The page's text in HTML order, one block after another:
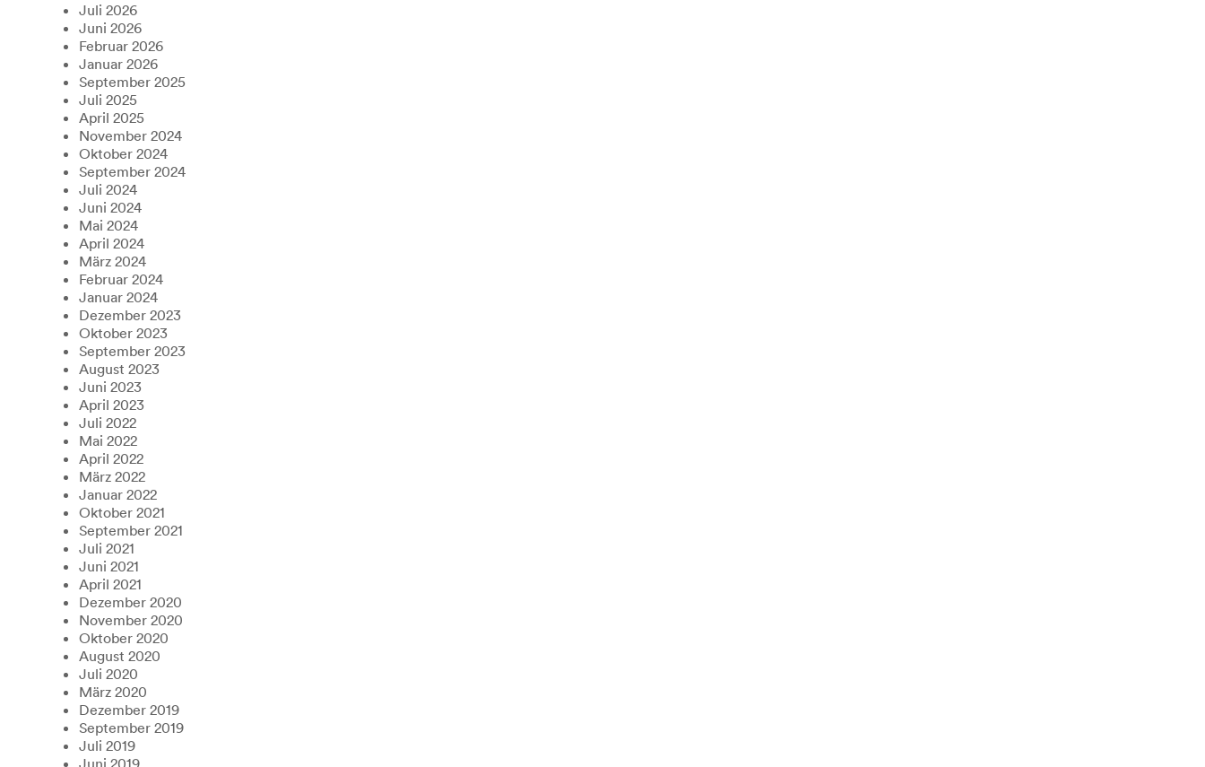
Juli 2026
Juni 2026
Februar 2026
Januar 2026
September 2025
Juli 2025
April 2025
November 2024
Oktober 2024
September 2024
Juli 2024
Juni 2024
Mai 2024
April 2024
März 2024
Februar 2024
Januar 2024
Dezember 2023
Oktober 2023
September 2023
August 2023
Juni 2023
April 2023
Juli 2022
Mai 2022
April 2022
März 2022
Januar 2022
Oktober 2021
September 2021
Juli 2021
Juni 2021
April 2021
Dezember 2020
November 2020
Oktober 2020
August 2020
Juli 2020
März 2020
Dezember 2019
September 2019
Juli 2019